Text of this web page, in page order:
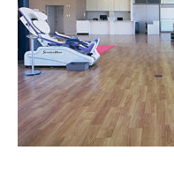
よくある質問